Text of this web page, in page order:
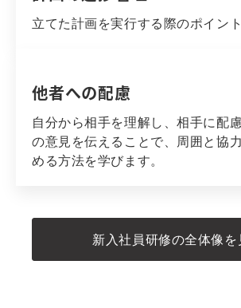
立てた計画を実行する際のポイン
他者への配慮
自分から相手を理解し、相手に配
の意見を伝えることで、周囲と協
める方法を学びます。
新入社員研修の全体像を